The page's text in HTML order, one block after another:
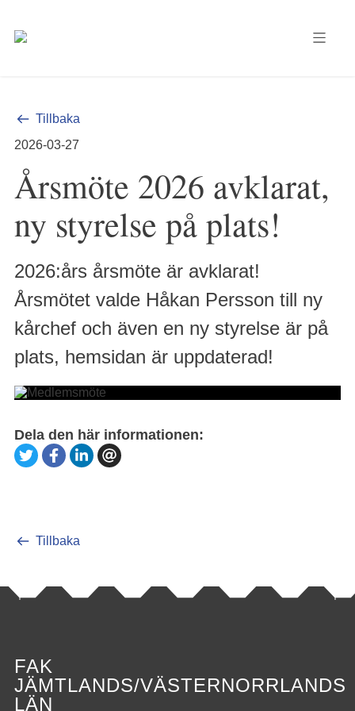
Tillbaka
2026-03-27
Årsmöte 2026 avklarat,
ny styrelse på plats!
2026:års årsmöte är avklarat!
Årsmötet valde Håkan Persson till ny
kårchef och även en ny styrelse är på
plats, hemsidan är uppdaterad!
Dela den här informationen:
Tillbaka
FAK
JÄMTLANDS/VÄSTERNORRLANDS
LÄN